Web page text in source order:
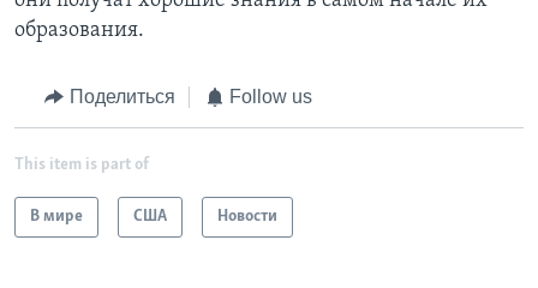
образования.
Поделиться Follow us
This item is part of
В мире США Новости